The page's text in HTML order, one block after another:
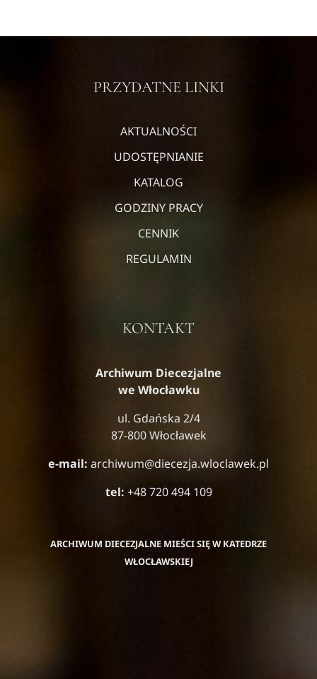
PRZYDATNE LINKI
AKTUALNOŚCI
UDOSTĘPNIANIE
KATALOG
GODZINY PRACY
CENNIK
REGULAMIN
ARCHIWUM DIECEZJALNE MIEŚCI SIĘ W KATEDRZE
WŁOCŁAWSKIEJ
KONTAKT
Archiwum Diecezjalne
we Włocławku
ul. Gdańska 2/4
87-800 Włocławek
e-mail: archiwum@diecezja.wloclawek.pl
tel: +48 720 494 109